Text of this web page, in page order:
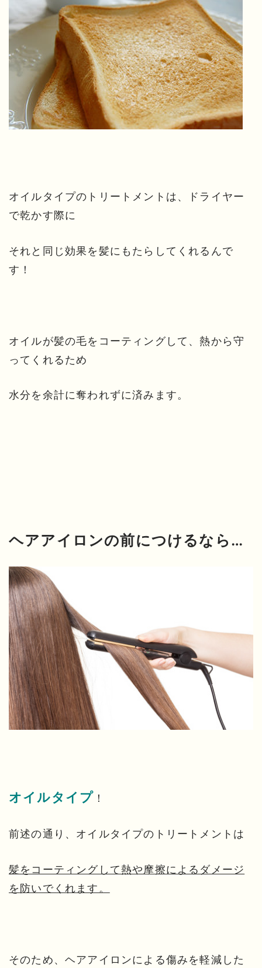
オイルタイプのトリートメントは、ドライヤー
で乾かす際に
それと同じ効果を髪にもたらしてくれるんで
す！
オイルが髪の毛をコーティングして、熱から守
ってくれるため
水分を余計に奪われずに済みます。
ヘアアイロンの前につけるなら…
オイルタイプ ！
前述の通り、オイルタイプのトリートメントは
髪をコーティングして熱や摩擦によるダメージ
を防いでくれます。
そのため、ヘアアイロンによる傷みを軽減した